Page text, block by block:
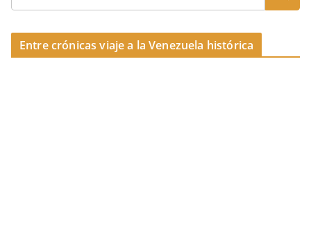
Entre crónicas viaje a la Venezuela histórica